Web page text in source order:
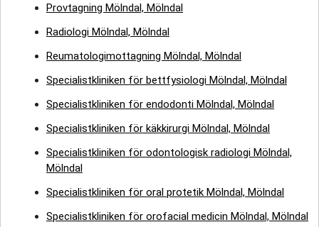
Provtagning Mölndal, Mölndal
Radiologi Mölndal, Mölndal
Reumatologimottagning Mölndal, Mölndal
Specialistkliniken för bettfysiologi Mölndal, Mölndal
Specialistkliniken för endodonti Mölndal, Mölndal
Specialistkliniken för käkkirurgi Mölndal, Mölndal
Specialistkliniken för odontologisk radiologi Mölndal,
Mölndal
Specialistkliniken för oral protetik Mölndal, Mölndal
Specialistkliniken för orofacial medicin Mölndal, Mölndal